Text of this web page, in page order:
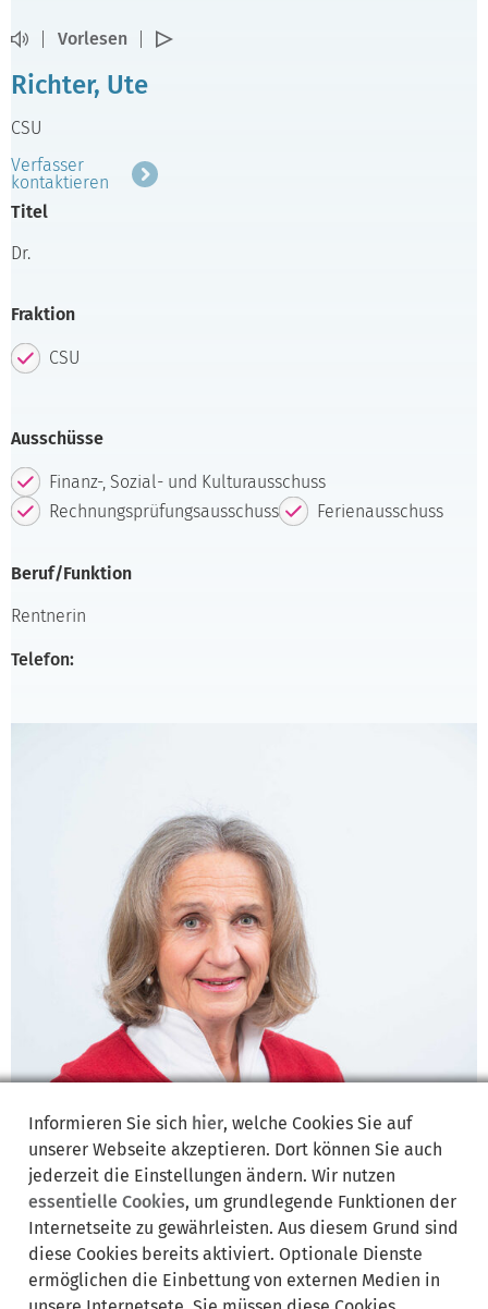
Vorlesen
Richter, Ute
CSU
Verfasser
kontaktieren
Titel
Dr.
Fraktion
CSU
Ausschüsse
Finanz-, Sozial- und Kulturausschuss
Rechnungsprüfungsausschuss
Ferienausschuss
Beruf/Funktion
Rentnerin
Telefon:
Gemeinderätin Dr. Ute Richter / CSU
Bildrechte: Gemeinde Krailling
Informieren Sie sich hier, welche Cookies Sie auf
unserer Webseite akzeptieren. Dort können Sie auch
jederzeit die Einstellungen ändern. Wir nutzen
essentielle Cookies, um grundlegende Funktionen der
Internetseite zu gewährleisten. Aus diesem Grund sind
diese Cookies bereits aktiviert. Optionale Dienste
ermöglichen die Einbettung von externen Medien in